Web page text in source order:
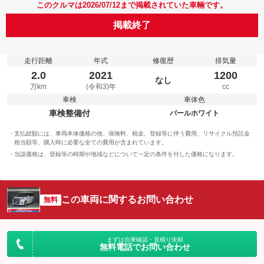
このクルマは2026/07/12まで掲載されていた車輛です。
掲載終了
走行距離
2.0
万km
年式
2021
(令和3)年
修復歴
なし
排気量
1200
cc
車検
車検整備付
車体色
パールホワイト
支払総額には、車両本体価格の他、保険料、税金、登録等に伴う費用、リサイクル預託金
相当額等、購入時に必要な全ての費用が含まれています。
当該価格は、登録等の時期や地域などについて一定の条件を付した価格になります。
無料 この車両に関するお問い合わせ
まずは在庫確認・見積り依頼
無料電話でお問い合わせ